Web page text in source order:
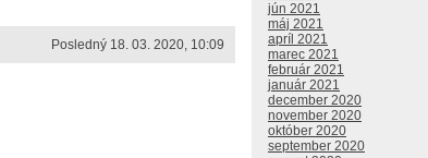
Posledný 18. 03. 2020, 10:09
jún 2021
máj 2021
apríl 2021
marec 2021
február 2021
január 2021
december 2020
november 2020
október 2020
september 2020